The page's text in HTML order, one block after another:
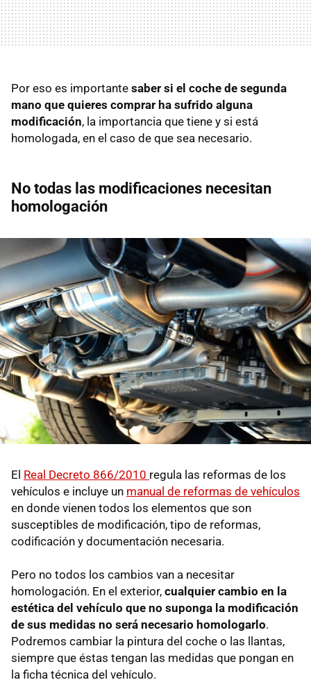
Por eso es importante saber si el coche de segunda
mano que quieres comprar ha sufrido alguna
modificación, la importancia que tiene y si está
homologada, en el caso de que sea necesario.
No todas las modificaciones necesitan
homologación
El Real Decreto 866/2010 regula las reformas de los
vehículos e incluye un manual de reformas de vehículos
en donde vienen todos los elementos que son
susceptibles de modificación, tipo de reformas,
codificación y documentación necesaria.
Pero no todos los cambios van a necesitar
homologación. En el exterior, cualquier cambio en la
estética del vehículo que no suponga la modificación
de sus medidas no será necesario homologarlo.
Podremos cambiar la pintura del coche o las llantas,
siempre que éstas tengan las medidas que pongan en
la ficha técnica del vehículo.